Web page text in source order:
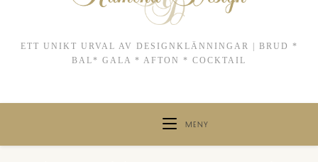
ETT UNIKT URVAL AV DESIGNKLÄNNINGAR | BRUD *
BAL* GALA * AFTON * COCKTAIL
MENY